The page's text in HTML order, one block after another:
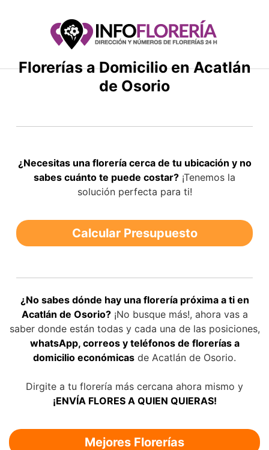
Florerías a Domicilio en Acatlán
de Osorio
¿Necesitas una florería cerca de tu ubicación y no
sabes cuánto te puede costar? ¡Tenemos la
solución perfecta para ti!
Calcular Presupuesto
¿No sabes dónde hay una florería próxima a ti en
Acatlán de Osorio?¡No busque más!, ahora vas a
saber donde están todas y cada una de las posiciones,
whatsApp, correos y teléfonos de florerías a
domicilio económicas de Acatlán de Osorio.
Dirgite a tu florería más cercana ahora mismo y
¡ENVÍA FLORES A QUIEN QUIERAS!
Mejores Florerías